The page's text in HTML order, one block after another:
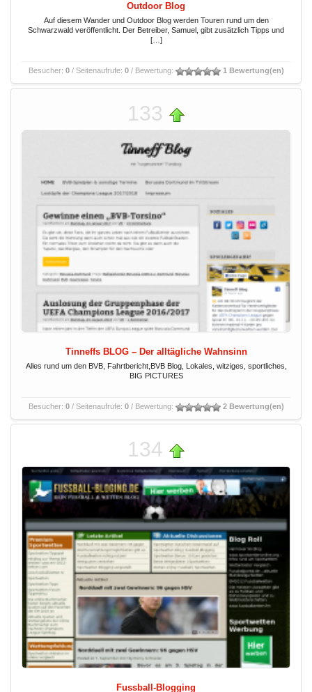
Outdoor Blog
Auf diesem Wander und Outdoor Blog werden Touren rund um den
Schwarzwald veröffentlicht. Der Betreiber, Samuel, gibt zusätzlich Tipps und
[…]
Besucher: 0/ Seitenaufrufe: 0/ Bewertung: 1 Bewertung(en)
133
Tinneffs BLOG – Der alltägliche Wahnsinn
Alles rund um den BVB, Fahrtbericht,BVB Blog, Lokales, witziges, sportliches,
BIG PICTURES
Besucher: 0/ Seitenaufrufe: 0/ Bewertung: 2 Bewertung(en)
134
Fussball-Blogging